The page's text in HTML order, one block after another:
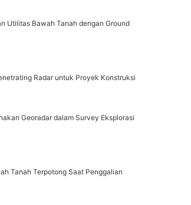
Utilitas Bawah Tanah dengan Ground
Radar untuk Proyek Konstruksi
Georadar dalam Survey Eksplorasi
Tanah Terpotong Saat Penggalian